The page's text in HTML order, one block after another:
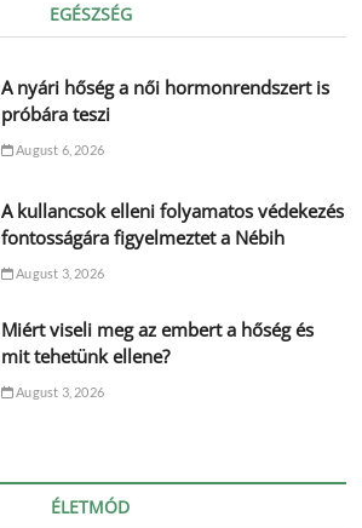
EGÉSZSÉG
A nyári hőség a női hormonrendszert is
próbára teszi
August 6, 2026
A kullancsok elleni folyamatos védekezés
fontosságára figyelmeztet a Nébih
August 3, 2026
Miért viseli meg az embert a hőség és
mit tehetünk ellene?
August 3, 2026
ÉLETMÓD